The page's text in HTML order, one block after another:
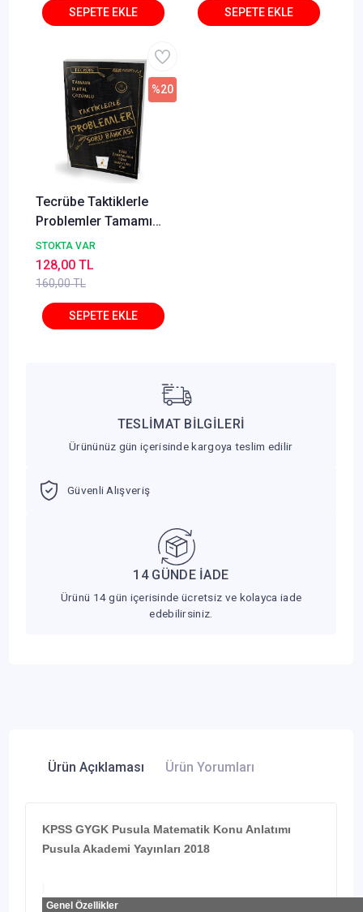
Tecrübe Taktiklerle
Problemler Tamamı
Dijital Çözümlü Soru
Bankası
STOKTA VAR
160,00 TL
%20
128,00 TL
TESLİMAT BİLGİLERİ
Ürününüz gün içerisinde kargoya teslim edilir
Güvenli Alışveriş
14 GÜNDE İADE
Ürünü 14 gün içerisinde ücretsiz ve kolayca iade
edebilirsiniz.
Ürün Açıklaması Ürün Yorumları
KPSS GYGK Pusula Matematik Konu Anlatımı
Pusula Akademi Yayınları 2018
Genel Özellikler